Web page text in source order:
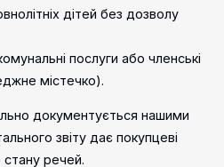
дітей без дозволу
послуги або членські
містечко).
документується нашими
звіту дає покупцеві
стану речей.